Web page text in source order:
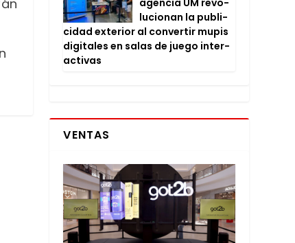
lu­cio­nan la publi­
ci­dad exte­rior al con­ver­tir mupis
digi­ta­les en salas de jue­go inter­
ac­ti­vas
VENTAS